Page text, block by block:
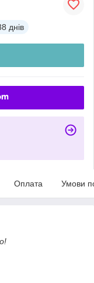
днів
Оплата Умови